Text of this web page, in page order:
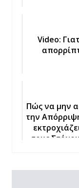
Video:
Πώς να μην
την
τους